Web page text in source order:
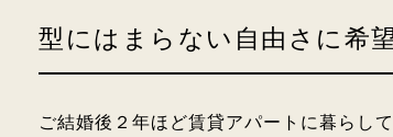
型にはまらない自由さに希
ご結婚後２年ほど賃貸アパートに暮らし